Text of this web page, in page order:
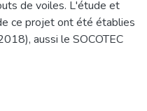
de voiles. L'étude et
ce projet ont été établies
aussi le SOCOTEC